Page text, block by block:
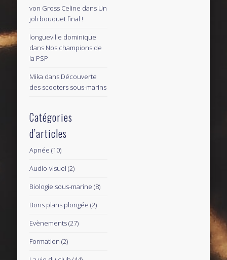
von Gross Celine dans Un
joli bouquet final !
longueville dominique
dans Nos champions de
la PSP
Mika dans Découverte
des scooters sous-marins
Catégories
d’articles
Apnée (10)
Audio-visuel (2)
Biologie sous-marine (8)
Bons plans plongée (2)
Evènements(27)
Formation (2)